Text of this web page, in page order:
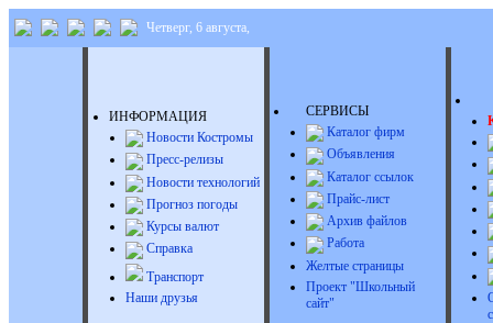
Четверг, 6 августа,
ИНФОРМАЦИЯ
Новости Костромы
Пресс-релизы
Новости технологий
Прогноз погоды
Курсы валют
Справка
Транспорт
Наши друзья
СЕРВИСЫ
Каталог фирм
Объявления
Каталог ссылок
Прайс-лист
Архив файлов
Работа
Желтые страницы
Проект "Школьный
сайт"